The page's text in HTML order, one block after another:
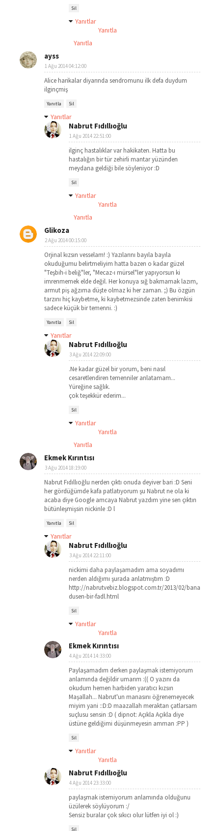
Sil
Yanıtlar
Yanıtla
Yanıtla
ayss
1 Ağu 2014 04:12:00
Alice harikalar diyarında sendromunu ilk defa duydum
ilginçmiş
Yanıtla Sil
Yanıtlar
Nabrut Fıdıllıoğlu
1 Ağu 2014 22:51:00
ilginç hastalıklar var hakikaten. Hatta bu
hastalığın bir tür zehirli mantar yüzünden
meydana geldiği bile söyleniyor :D
Sil
Yanıtlar
Yanıtla
Yanıtla
Glikoza
2 Ağu 2014 00:15:00
Orjinal kızsın vesselam! :) Yazılarını bayıla bayıla
okuduğumu belirtmeliyim hatta bazen o kadar güzel
"Teşbih-i beliğ"ler, "Mecaz-ı mürsel"ler yapıyorsun ki
imrenmemek elde değil. Her konuya sığ bakmamak lazım,
armut piş ağzıma düşte olmaz ki her zaman. ;) Bu özgün
tarzını hiç kaybetme, ki kaybetmezsinde zaten benimkisi
sadece küçük bir temenni. :)
Yanıtla Sil
Yanıtlar
Nabrut Fıdıllıoğlu
3 Ağu 2014 22:09:00
.Ne kadar güzel bir yorum, beni nasıl
cesaretlendiren temenniler anlatamam...
Yüreğine sağlık.
çok teşekkür ederim...
Sil
Yanıtlar
Yanıtla
Yanıtla
Ekmek Kırıntısı
3 Ağu 2014 18:19:00
Nabrut Fıdıllıoğlu nerden çıktı onuda deyiver bari :D Seni
her gördüğümde kafa patlatıyorum şu Nabrut ne ola ki
acaba diye Google amcaya Nabrut yazdım yine sen çıktın
bütünleşmişsin nickinle :D l
Yanıtla Sil
Yanıtlar
Nabrut Fıdıllıoğlu
3 Ağu 2014 22:11:00
nickimi daha paylaşamadım ama soyadımı
nerden aldığımı şurada anlatmıştım :D
http://nabrutvebiz.blogspot.com.tr/2013/02/bana-
dusen-bir-fadl.html
Sil
Yanıtlar
Yanıtla
Ekmek Kırıntısı
4 Ağu 2014 14:33:00
Paylaşamadım derken paylaşmak istemiyorum
anlamında değildir umarım :(( O yazını da
okudum hemen harbiden yaratıcı kızsın
Maşallah... Nabrut'un manasını öğrenemeyecek
miyim yani ::D:D maazallah meraktan çatlarsam
suçlusu sensin :D ( dipnot: Açıkla Açıkla diye
üstüne geldiğimi düşünmeyesin amman :PP )
Sil
Yanıtlar
Yanıtla
Nabrut Fıdıllıoğlu
4 Ağu 2014 23:33:00
paylaşmak istemiyorum anlamında olduğunu
üzülerek söylüyorum :/
Sensiz buralar çok sıkıcı olur lütfen iyi ol :)
Sil